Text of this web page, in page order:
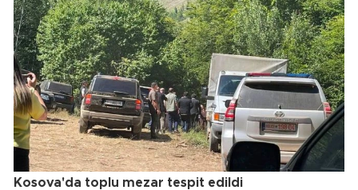
Kosova'da toplu mezar tespit edildi